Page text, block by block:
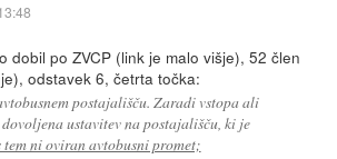
dobil po ZVCP (link je malo višje), 52 člen
odstavek 6, četrta točka:
postajališču. Zaradi vstopa ali
ustavitev na postajališču, ki je
tem ni oviran avtobusni promet;